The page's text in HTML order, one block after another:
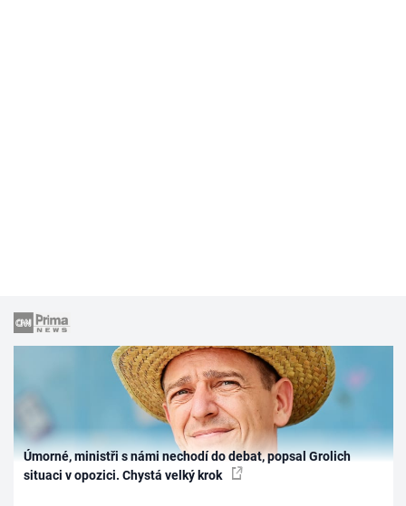
Úmorné, ministři s námi nechodí do debat, popsal Grolich
situaci v opozici. Chystá velký krok